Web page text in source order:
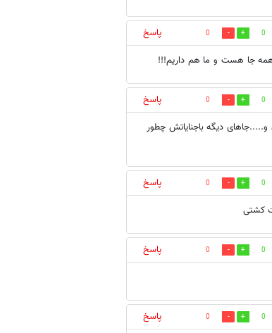
0
0
پاسخ
همه جا هست و ما هم داریم!!!
0
0
پاسخ
دیگه باجنایاتش چطور
0
0
پاسخ
کشتی
0
0
پاسخ
0
0
پاسخ